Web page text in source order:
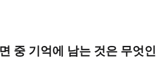
중 기억에 남는 것은 무엇인